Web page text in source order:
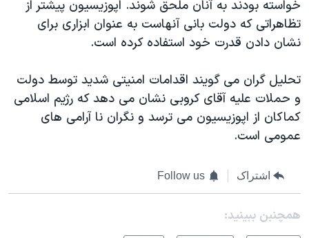
خواسته بودند به آنان ملحق شوند. اپوزیسیون پیشتر از
تظاهراتی که دولت بانی آنهاست به عنوان ابزاری برای
نشان دادن قدرت خود استفاده کرده است.
تحلیل گران می گویند اقدامات امنیتی شدید توسط دولت
و حملات علیه آقای کروبی نشان می دهد که رژیم اسلامی
کماکان از اپوزیسیون می ترسد و نگران نا آرامی های
عمومی است.
اشتراک Follow us
همچنبن ببینید: